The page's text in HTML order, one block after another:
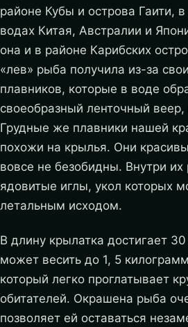
районе Кубы и острова Гаити,
водах Китая, Австралии и
она и в районе Карибских
«лев» рыба получила из-за
плавников, которые в воде
своеобразный ленточный
Грудные же плавники нашей
похожи на крылья. Они
вовсе не безобидны. Внутри
ядовитые иглы, укол которых
летальным исходом.
В длину крылатка достигает
может весить до 1, 5
который легко проглатывает
обитателей. Окрашена рыба
позволяет ей оставаться